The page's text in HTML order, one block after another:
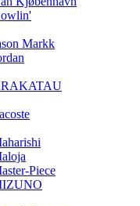
Markk
Piece